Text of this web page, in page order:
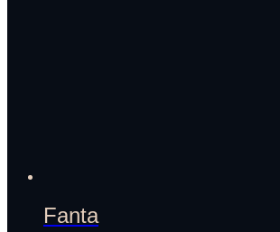
Fanta